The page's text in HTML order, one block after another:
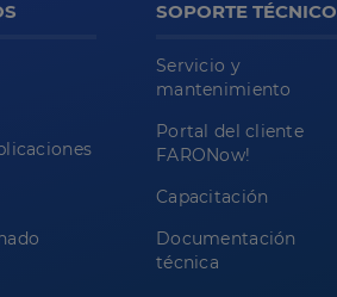
SOPORTE TÉCNICO
Servicio y
mantenimiento
Portal del cliente
FARONow!
Capacitación
Documentación
técnica